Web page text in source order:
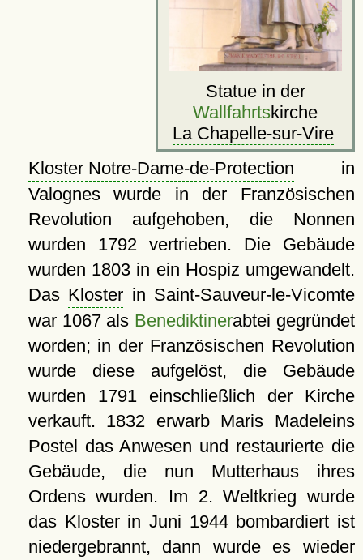
Statue in der
Wallfahrtskirche
La Chapelle-sur-Vire
Kloster Notre-Dame-de-Protection in
Valognes wurde in der Französischen
Revolution aufgehoben, die Nonnen
wurden 1792 vertrieben. Die Gebäude
wurden 1803 in ein Hospiz umgewandelt.
Das Kloster in Saint-Sauveur-le-Vicomte
war 1067 als Benediktinerabtei gegründet
worden; in der Französischen Revolution
wurde diese aufgelöst, die Gebäude
wurden 1791 einschließlich der Kirche
verkauft. 1832 erwarb Maris Madeleins
Postel das Anwesen und restaurierte die
Gebäude, die nun Mutterhaus ihres
Ordens wurden. Im 2. Weltkrieg wurde
das Kloster in Juni 1944 bombardiert ist
niedergebrannt, dann wurde es wieder